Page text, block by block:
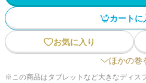
カートに
お気に入り
ほかの巻
※この商品はタブレットなど大きなディス